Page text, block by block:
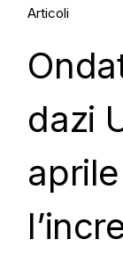
Articoli
dazi